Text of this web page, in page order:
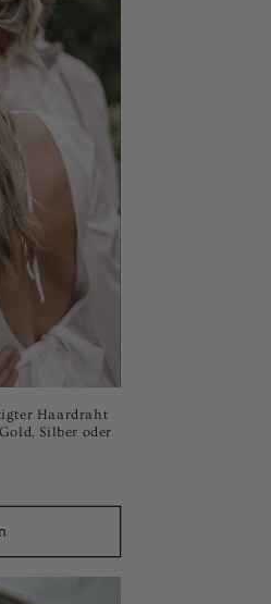
Haardraht
Silber oder